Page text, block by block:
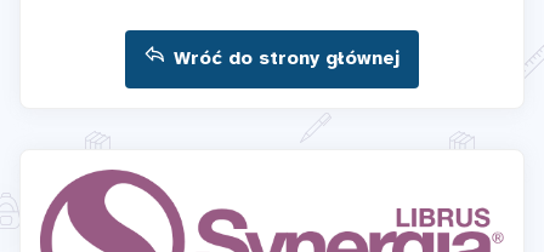
Wróć do strony głównej